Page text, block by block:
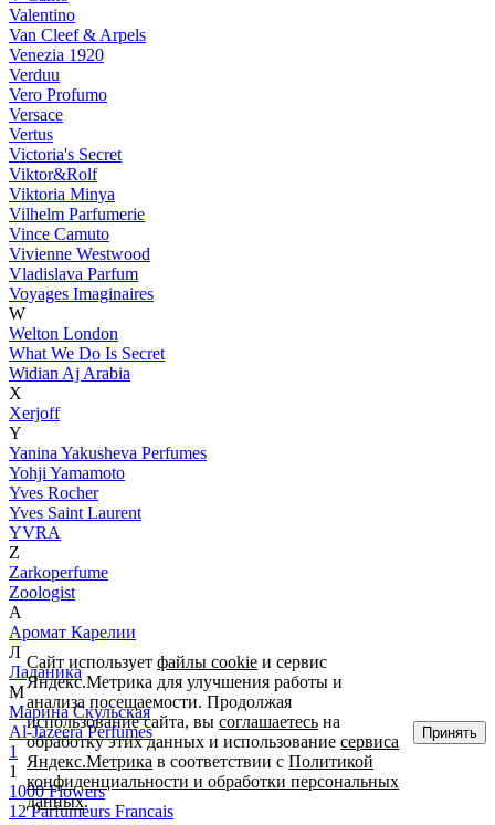
Valentino
Van Cleef & Arpels
Venezia 1920
Verduu
Vero Profumo
Versace
Vertus
Victoria's Secret
Viktor&Rolf
Viktoria Minya
Vilhelm Parfumerie
Vince Camuto
Vivienne Westwood
Vladislava Parfum
Voyages Imaginaires
W
Welton London
What We Do Is Secret
Widian Aj Arabia
X
Xerjoff
Y
Yanina Yakusheva Perfumes
Yohji Yamamoto
Yves Rocher
Yves Saint Laurent
YVRA
Z
Zarkoperfume
Zoologist
А
Аромат Карелии
Л
Ладаника
М
Марина Скульская
Al-Jazeera Perfumes
1
1
1000 Flowers
12 Parfumeurs Francais
Сайт используетфайлы cookie и сервис
Яндекс.Метрика для улучшения работы и
анализа посещаемости. Продолжая
использование сайта, высоглашаетесь на
обработку этих данных и использованиесервиса
Яндекс.Метрика в соответствии сПолитикой
конфиденциальности и обработки персональных
данных.
Принять